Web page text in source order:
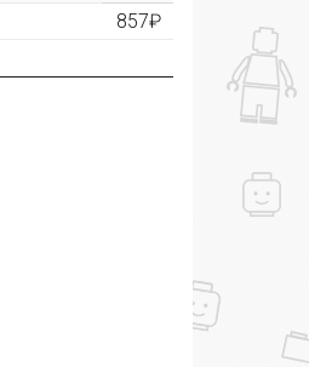
857₽